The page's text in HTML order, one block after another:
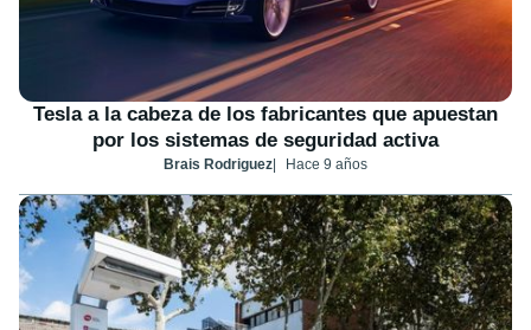
Tesla a la cabeza de los fabricantes que apuestan
por los sistemas de seguridad activa
Brais Rodriguez Hace 9 años